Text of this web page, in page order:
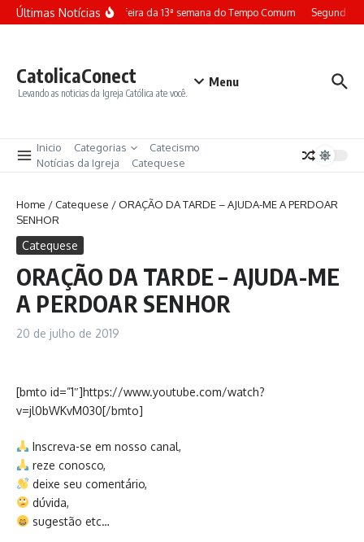
Ir para o conteúdo
Últimas NotíciasTerça-feira da 13ª semana do Tempo Comum Segunda-
CatolicaConect
Levando as noticias da Igreja Católica ate você.
Menu
Inicio Categorias
Catecismo
Notícias da Igreja
Catequese
Home /Catequese /ORAÇÃO DA TARDE – AJUDA-ME A PERDOAR
SENHOR
Catequese
ORAÇÃO DA TARDE – AJUDA-ME
A PERDOAR SENHOR
20 de julho de 2019
[bmto id=”1″]https://www.youtube.com/watch?
v=jl0bWKvM030[/bmto]
Inscreva-se em nosso canal,
reze conosco,
deixe seu comentário,
dúvida,
sugestão etc…